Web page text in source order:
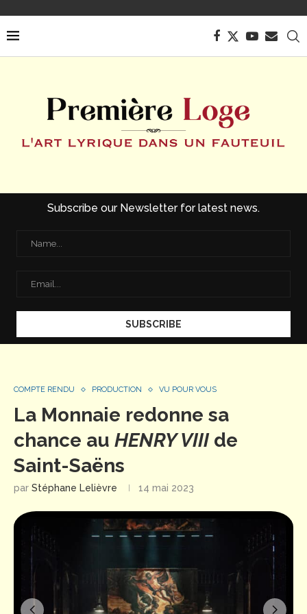
Subscribe our Newsletter for latest news.
COMPTE RENDU PRODUCTION VU POUR VOUS
La Monnaie redonne sa
chance au HENRY VIIIde
Saint-Saëns
par Stéphane Lelièvre 14 mai 2023